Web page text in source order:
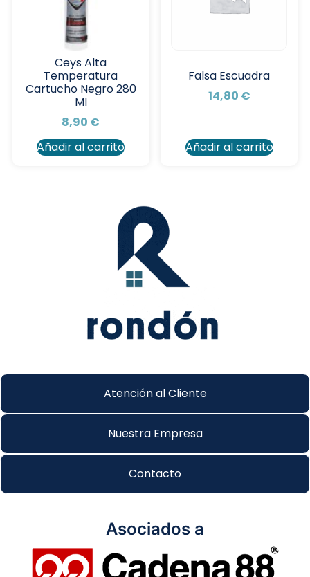
Ceys Alta
Temperatura
Cartucho Negro 280
Ml
8,90 €
Añadir al carrito
Falsa Escuadra
14,80 €
Añadir al carrito
Atención al Cliente
Nuestra Empresa
Contacto
Asociados a